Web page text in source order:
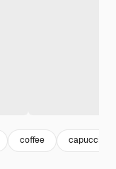
coffee capuccino